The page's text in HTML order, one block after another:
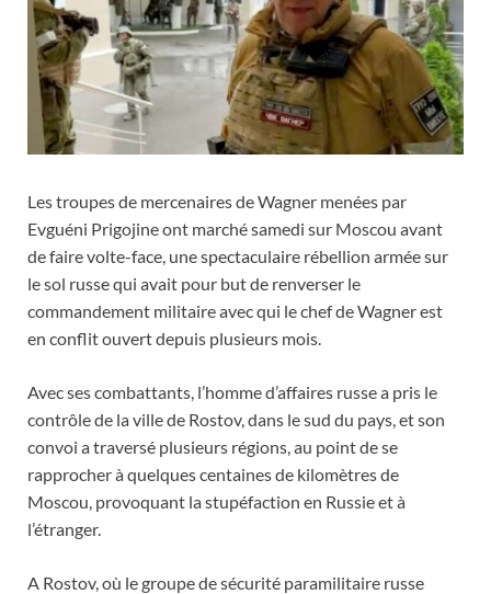
Les troupes de mercenaires de Wagner menées par
Evguéni Prigojine ont marché samedi sur Moscou avant
de faire volte-face, une spectaculaire rébellion armée sur
le sol russe qui avait pour but de renverser le
commandement militaire avec qui le chef de Wagner est
en conflit ouvert depuis plusieurs mois.
Avec ses combattants, l’homme d’affaires russe a pris le
contrôle de la ville de Rostov, dans le sud du pays, et son
convoi a traversé plusieurs régions, au point de se
rapprocher à quelques centaines de kilomètres de
Moscou, provoquant la stupéfaction en Russie et à
l’étranger.
A Rostov, où le groupe de sécurité paramilitaire russe